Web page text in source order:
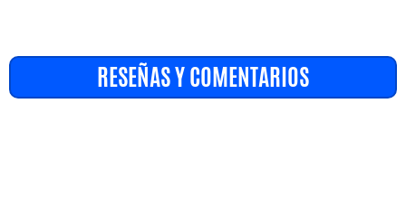
RESEÑAS Y COMENTARIOS